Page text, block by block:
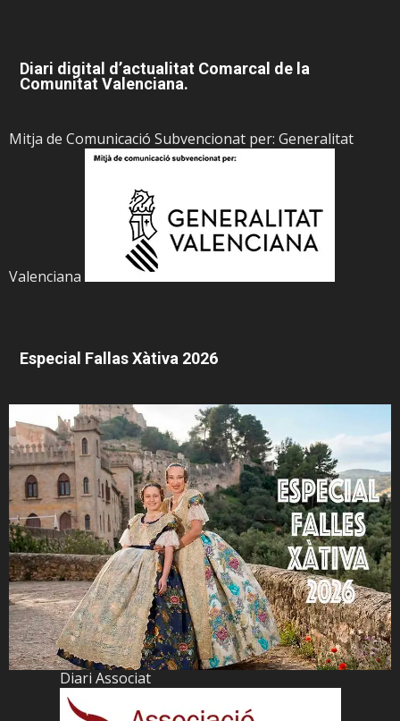
Diari digital d’actualitat Comarcal de la
Comunitat Valenciana.
Mitja de Comunicació Subvencionat per: Generalitat
Valenciana
Especial Fallas Xàtiva 2026
Diari Associat